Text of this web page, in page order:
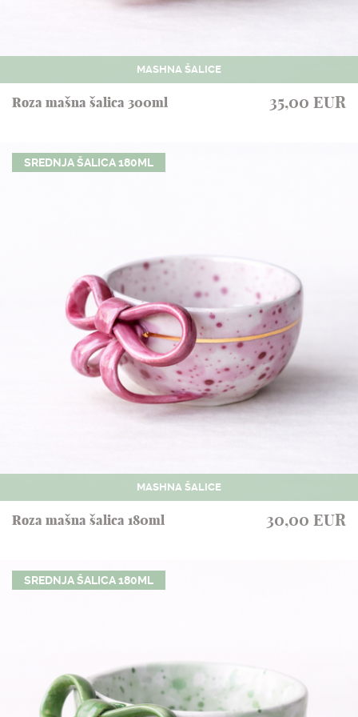
MASHNA ŠALICE
Roza mašna šalica 300ml 35,00 EUR
SREDNJA ŠALICA 180ML
MASHNA ŠALICE
Roza mašna šalica 180ml 30,00 EUR
SREDNJA ŠALICA 180ML